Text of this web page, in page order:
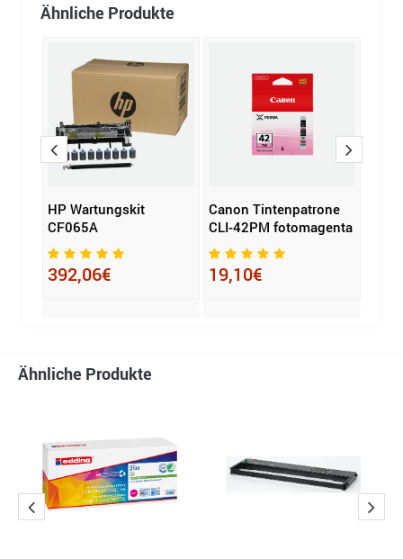
Ähnliche Produkte
HP Wartungskit
CF065A
392,06€
Canon Tintenpatrone
CLI-42PM fotomagenta
19,10€
Ähnliche Produkte